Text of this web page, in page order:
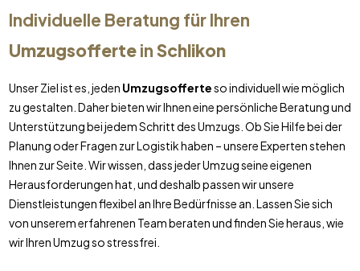
Individuelle Beratung für Ihren
UmzugsofferteinSchlikon
Unser Ziel ist es, jeden Umzugsofferteso individuell wie möglich
zu gestalten. Daher bieten wir Ihnen eine persönliche Beratung und
Unterstützung bei jedem Schritt des Umzugs. Ob Sie Hilfe bei der
Planung oder Fragen zur Logistik haben – unsere Experten stehen
Ihnen zur Seite. Wir wissen, dass jeder Umzug seine eigenen
Herausforderungen hat, und deshalb passen wir unsere
Dienstleistungen flexibel an Ihre Bedürfnisse an. Lassen Sie sich
von unserem erfahrenen Team beraten und finden Sie heraus, wie
wir Ihren Umzug so stressfrei.